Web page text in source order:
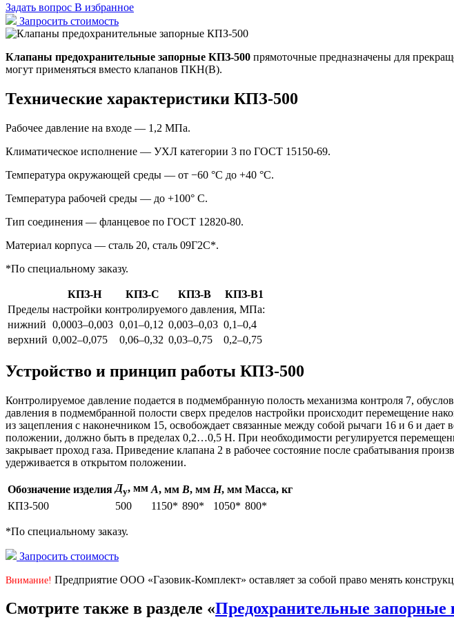
Задать вопрос В избранное
Запросить стоимость
Клапаны предохранительные запорные КПЗ-500 прямоточные предназначены для
могут применяться вместо клапанов ПКН(В).
Технические характеристики КПЗ-500
Рабочее давление на входе — 1,2 MПа.
Климатическое исполнение — УХЛ категории 3 по ГОСТ 15150-69.
Температура окружающей среды — от −60 °C до +40 °С.
Температура рабочей среды — до +100° С.
Тип соединения — фланцевое по ГОСТ 12820-80.
Материал корпуса — сталь 20, сталь 09Г2С*.
*По специальному заказу.
КПЗ-Н КПЗ-С КПЗ-В
КПЗ-В1
Пределы настройки контролируемого давления, МПа:
нижний 0,0003–0,003 0,01–0,12 0,003–0,03 0,1–0,4
верхний 0,002–0,075 0,06–0,32 0,03–0,75 0,2–0,75
Устройство и принцип работы КПЗ-500
Контролируемое давление подается в подмембранную полость механизма контроля 7,
давления в подмембранной полости сверх пределов настройки происходит перемещение
из зацепления с наконечником 15, освобождает связанные между собой рычаги 16 и 6 и
положении, должно быть в пределах 0,2…0,5 Н. При необходимости регулируется
закрывает проход газа. Приведение клапана 2 в рабочее состояние после срабатывания
удерживается в открытом положении.
Обозначение изделия Ду, мм А, мм В, мм Н, мм Масса, кг
КПЗ-500
500 1150* 890* 1050* 800*
*По специальному заказу.
Запросить стоимость
Внимание! Предприятие ООО «Газовик-Комплект» оставляет за собой право менять
Смотрите также в разделе «Предохранительные запорные